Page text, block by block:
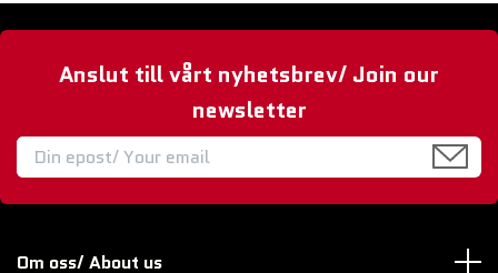
Anslut till vårt nyhetsbrev/ Join our
newsletter
Om oss/ About us